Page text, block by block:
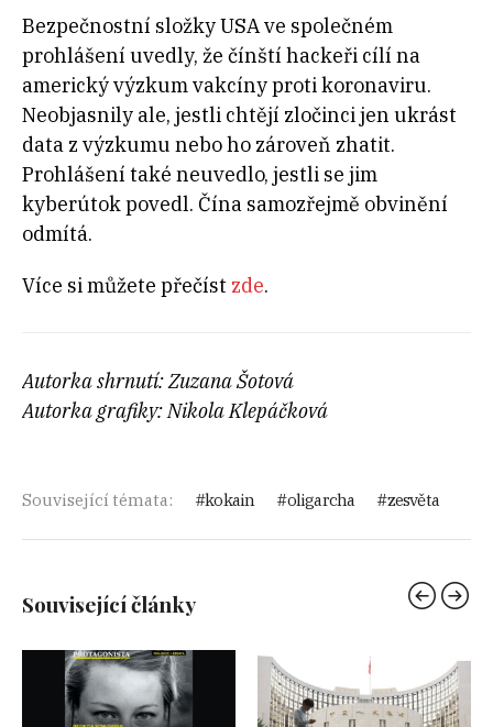
Bezpečnostní složky USA ve společném
prohlášení uvedly, že čínští hackeři cílí na
americký výzkum vakcíny proti koronaviru.
Neobjasnily ale, jestli chtějí zločinci jen ukrást
data z výzkumu nebo ho zároveň zhatit.
Prohlášení také neuvedlo, jestli se jim
kyberútok povedl. Čína samozřejmě obvinění
odmítá.
Více si můžete přečíst zde.
Autorka shrnutí: Zuzana Šotová
Autorka grafiky: Nikola Klepáčková
Související témata: kokain oligarcha zesvěta
Související články